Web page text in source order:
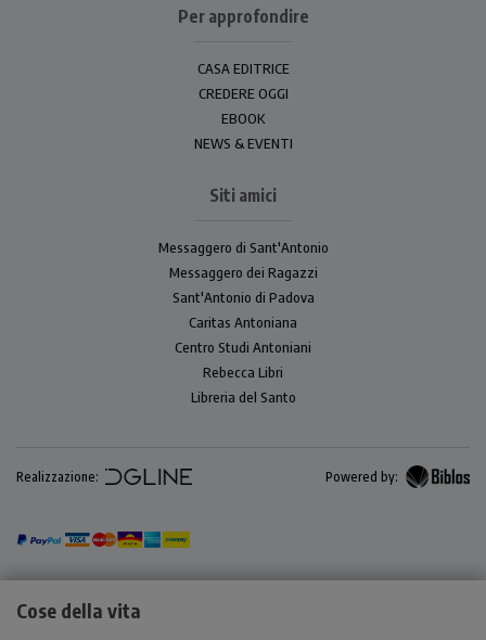
Cose della vita
Per approfondire
CASA EDITRICE
CREDERE OGGI
EBOOK
NEWS & EVENTI
Siti amici
Messaggero di Sant'Antonio
Messaggero dei Ragazzi
Sant'Antonio di Padova
Caritas Antoniana
Centro Studi Antoniani
Rebecca Libri
Libreria del Santo
Realizzazione: Powered by: